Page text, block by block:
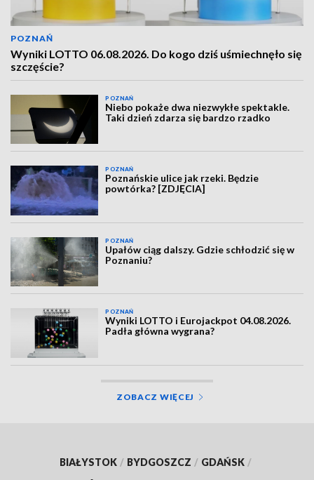
POZNAŃ
Wyniki LOTTO 06.08.2026. Do kogo dziś uśmiechnęło się
szczęście?
POZNAŃ
Niebo pokaże dwa niezwykłe spektakle.
Taki dzień zdarza się bardzo rzadko
POZNAŃ
Poznańskie ulice jak rzeki. Będzie
powtórka? [ZDJĘCIA]
POZNAŃ
Upałów ciąg dalszy. Gdzie schłodzić się w
Poznaniu?
POZNAŃ
Wyniki LOTTO i Eurojackpot 04.08.2026.
Padła główna wygrana?
ZOBACZ WIĘCEJ
BIAŁYSTOK / BYDGOSZCZ / GDAŃSK /